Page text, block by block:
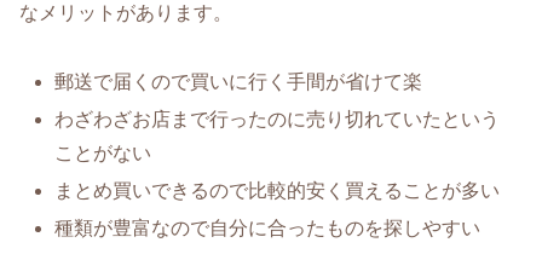
なメリットがあります。
郵送で届くので買いに行く手間が省けて楽
わざわざお店まで行ったのに売り切れていたという
ことがない
まとめ買いできるので比較的安く買えることが多い
種類が豊富なので自分に合ったものを探しやすい